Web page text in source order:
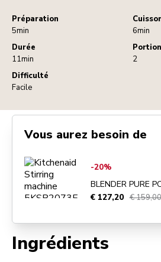
Préparation
5min
6min
Durée
11min
2
Difficulté
Facile
Ingrédients
Vous aurez besoin de
Go toBlender Pure Power
-20%
BLENDER PURE
€ 127,20 € 159,00